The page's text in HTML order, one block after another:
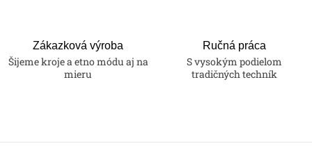
Zákazková výroba
Šijeme kroje a etno módu aj na
mieru
Ručná práca
S vysokým podielom
tradičných techník